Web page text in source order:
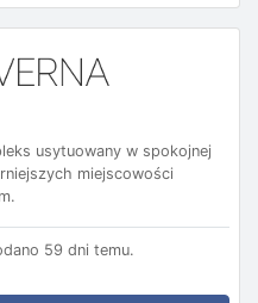
usytuowany w spokojnej
miejscowości
59 dni temu.